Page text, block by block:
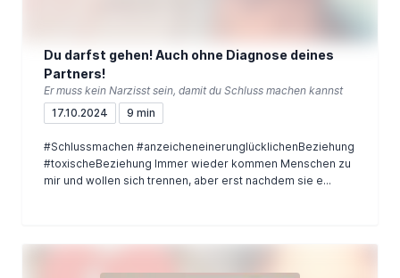
Du darfst gehen! Auch ohne Diagnose deines
Partners!
Er muss kein Narzisst sein, damit du Schluss machen kannst
17.10.2024
9 min
#Schlussmachen #anzeicheneinerunglücklichenBeziehung
#toxischeBeziehung Immer wieder kommen Menschen zu
mir und wollen sich trennen, aber erst nachdem sie e...